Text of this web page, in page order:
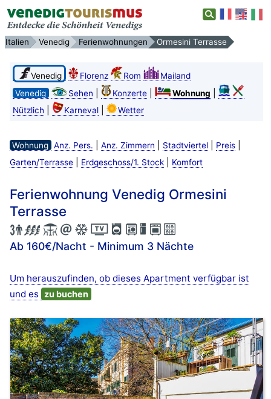
Italien Venedig Ferienwohnungen Ormesini Terrasse
Venedig Florenz Rom
Mailand
Venedig
Sehen Konzerte| Wohnung
Nützlich Karneval| Wetter
Wohnung Anz. Pers. Anz. Zimmern Stadtviertel| Preis|
Garten/Terrasse| Erdgeschoss/1. Stock| Komfort
Ferienwohnung Venedig Ormesini
Terrasse
Ab 160€/Nacht - Minimum 3 Nächte
Um herauszufinden, ob dieses Apartment verfügbar ist
und es zu buchen